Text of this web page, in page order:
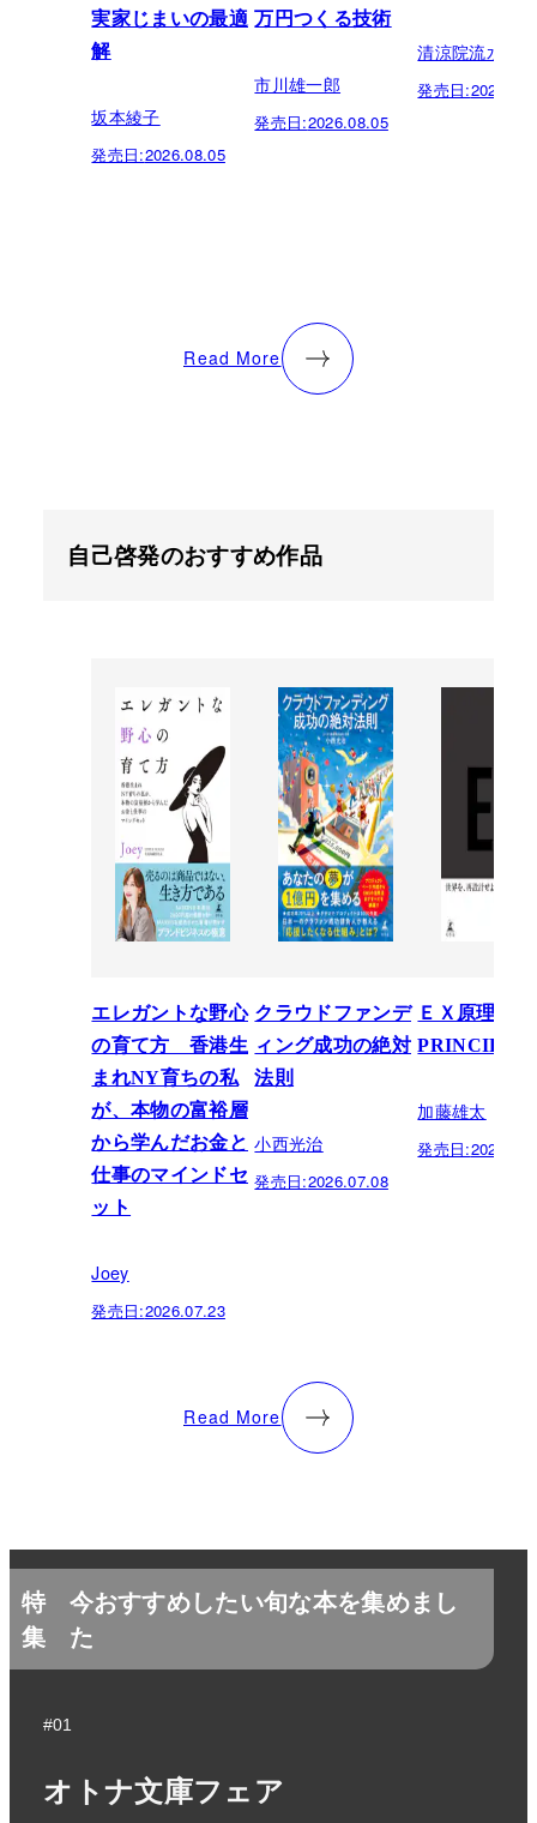
実家じまいの最適
解
坂本綾子
発売日:2026.08.05
万円つくる技術
市川雄一郎
発売日:2026.08.05
清涼院流水
発売日:
Read More
自己啓発のおすすめ作品
エレガントな野心
の育て方 香港生
まれNY育ちの私
が、本物の富裕層
から学んだお金と
仕事のマインドセ
ット
Joey
発売日:2026.07.23
クラウドファンデ
ィング成功の絶対
法則
小西光治
発売日:2026.07.08
ＥＸ原理
PRINCIPLE
加藤雄太
発売日:
Read More
特
集
今おすすめしたい旬な本を集めまし
た
#01
オトナ文庫フェア